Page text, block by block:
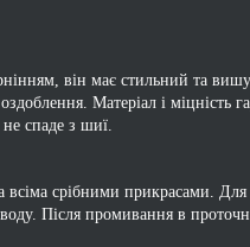
він має стильний та
Матеріал і міцність
спаде з шиї.
срібними прикрасами.
Після промивання в